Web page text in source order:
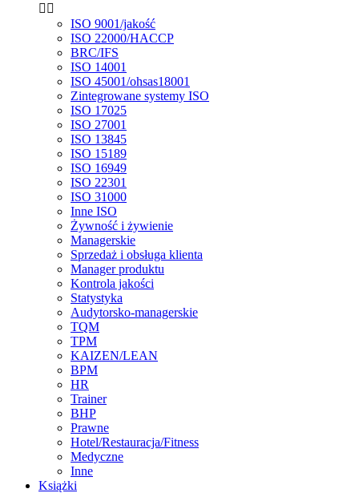
 
ISO 9001/jakość
ISO 22000/HACCP
BRC/IFS
ISO 14001
ISO 45001/ohsas18001
Zintegrowane systemy ISO
ISO 17025
ISO 27001
ISO 13845
ISO 15189
ISO 16949
ISO 22301
ISO 31000
Inne ISO
Żywność i żywienie
Managerskie
Sprzedaż i obsługa klienta
Manager produktu
Kontrola jakości
Statystyka
Audytorsko-managerskie
TQM
TPM
KAIZEN/LEAN
BPM
HR
Trainer
BHP
Prawne
Hotel/Restauracja/Fitness
Medyczne
Inne
Książki